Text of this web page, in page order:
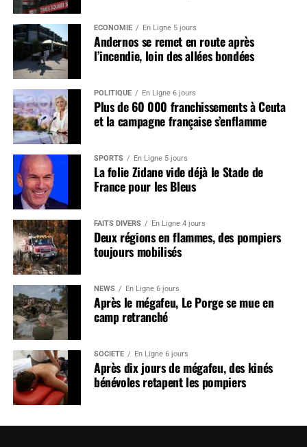
ÉCONOMIE En Ligne 5 jours
Andernos se remet en route après
l’incendie, loin des allées bondées
POLITIQUE En Ligne 6 jours
Plus de 60 000 franchissements à Ceuta
et la campagne française s’enflamme
SPORTS En Ligne 5 jours
La folie Zidane vide déjà le Stade de
France pour les Bleus
FAITS DIVERS En Ligne 4 jours
Deux régions en flammes, des pompiers
toujours mobilisés
NEWS En Ligne 6 jours
Après le mégafeu, Le Porge se mue en
camp retranché
SOCIÉTÉ En Ligne 6 jours
Après dix jours de mégafeu, des kinés
bénévoles retapent les pompiers